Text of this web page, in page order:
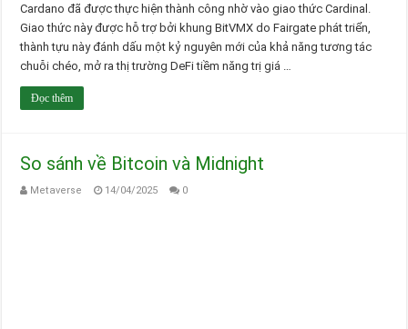
Cardano đã được thực hiện thành công nhờ vào giao thức Cardinal.
Giao thức này được hỗ trợ bởi khung BitVMX do Fairgate phát triển,
thành tựu này đánh dấu một kỷ nguyên mới của khả năng tương tác
chuỗi chéo, mở ra thị trường DeFi tiềm năng trị giá …
Đọc thêm
So sánh về Bitcoin và Midnight
Metaverse 14/04/2025 0